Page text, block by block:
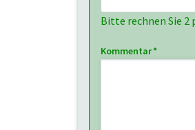
Bitte rechnen Sie 2
Pflichtfeld
Kommentar*